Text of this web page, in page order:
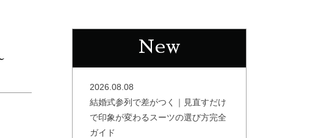
New
2026.08.08
結婚式参列で差がつく｜見直すだけ
で印象が変わるスーツの選び方完全
ガイド